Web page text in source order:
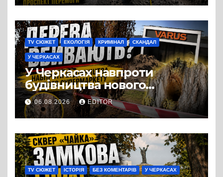
TV СЮЖЕТ ЕКОЛОГІЯ КРИМІНАЛ СКАНДАЛ
У ЧЕРКАСАХ
У Черкасах навпроти
будівництва нового
супермаркету VARUS на
проспекті Перемоги всохли
дерева. І це навряд чи
можна назвати
випадковістю
06.08.2026 EDITOR
TV СЮЖЕТ ІСТОРІЯ БЕЗ КОМЕНТАРІВ У ЧЕРКАСАХ